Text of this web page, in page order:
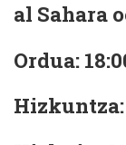
al Sahara
Ordua: